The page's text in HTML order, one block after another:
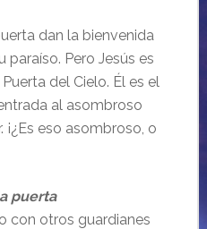
dan la bienvenida
paraíso. Pero Jesús es
del Cielo. Él es el
al asombroso
¡¿Es eso asombroso, o
puerta
con otros guardianes